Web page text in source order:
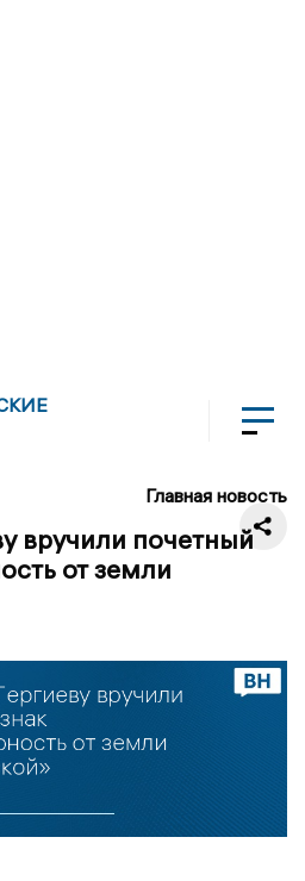
Главная новость
вручили почетный
от земли